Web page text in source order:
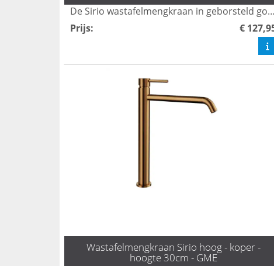
De Sirio wastafelmengkraan in geborsteld goud voegt een luxe uitstraling toe aan elke badkamer. Met zijn moderne design en duurzame afwerking biedt deze kraan niet alleen esthetiek, maar ook functionaliteit. Geniet van een optimale waterstroom en gebruiksgemak met deze stijlvolle toevoeging aan uw sanitair.
Prijs: €
Wastafelmengkraan Sirio hoog - koper -
hoogte 30cm - GME